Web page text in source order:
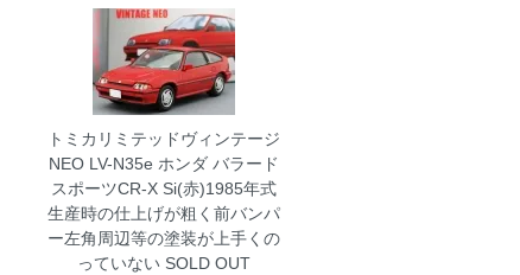
トミカリミテッドヴィンテージ
NEO LV-N35e ホンダ バラード
スポーツCR-X Si(赤)1985年式
生産時の仕上げが粗く前バンパ
ー左角周辺等の塗装が上手くの
っていないSOLD OUT